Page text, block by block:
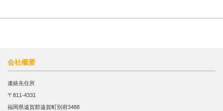
会社概要
連絡先住所
〒811-4331
福岡県遠賀郡遠賀町別府3488